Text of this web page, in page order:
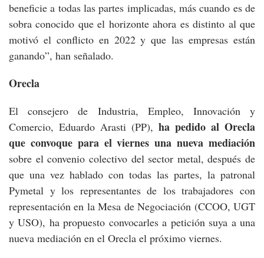
beneficie a todas las partes implicadas, más cuando es de
sobra conocido que el horizonte ahora es distinto al que
motivó el conflicto en 2022 y que las empresas están
ganando”, han señalado.
Orecla
El consejero de Industria, Empleo, Innovación y
Comercio, Eduardo Arasti (PP), ha pedido al Orecla
que convoque para el viernes una nueva mediación
sobre el convenio colectivo del sector metal, después de
que una vez hablado con todas las partes, la patronal
Pymetal y los representantes de los trabajadores con
representación en la Mesa de Negociación (CCOO, UGT
y USO), ha propuesto convocarles a petición suya a una
nueva mediación en el Orecla el próximo viernes.